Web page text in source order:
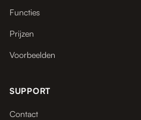
Functies
Prijzen
Voorbeelden
SUPPORT
Contact